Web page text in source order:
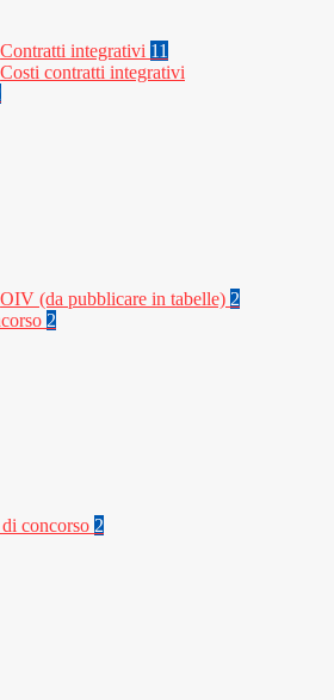
Contratti integrativi 11
Costi contratti integrativi
OIV (da pubblicare in tabelle) 2
2
concorso 2